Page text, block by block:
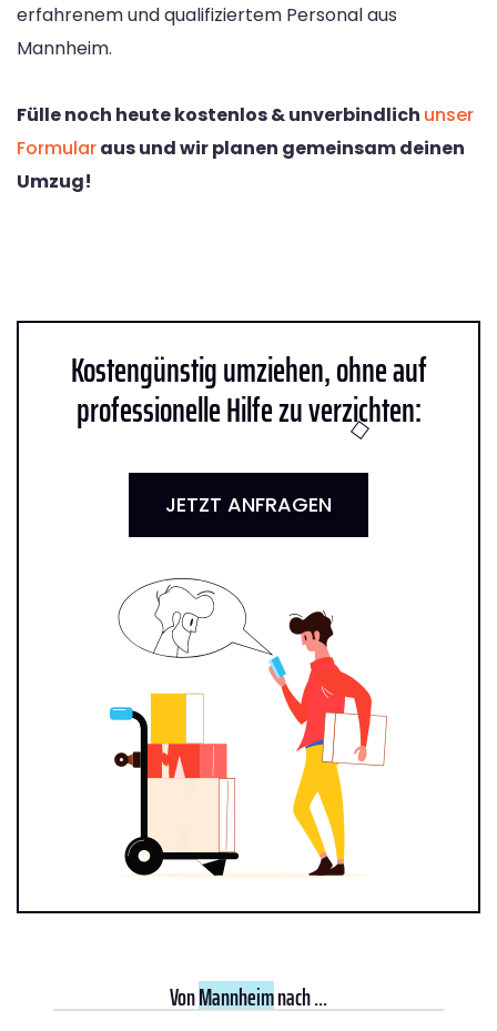
erfahrenem und qualifiziertem Personal aus
Mannheim.
Fülle noch heute kostenlos & unverbindlich unser
Formularaus und wir planen gemeinsam deinen
Umzug!
Kostengünstig umziehen, ohne auf
professionelle Hilfe zu verzichten:
JETZT ANFRAGEN
VonMannheimnach ...